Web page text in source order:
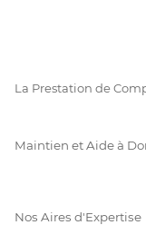
La Prestation de
Maintien et Aide à
Nos Aires d'Expertise